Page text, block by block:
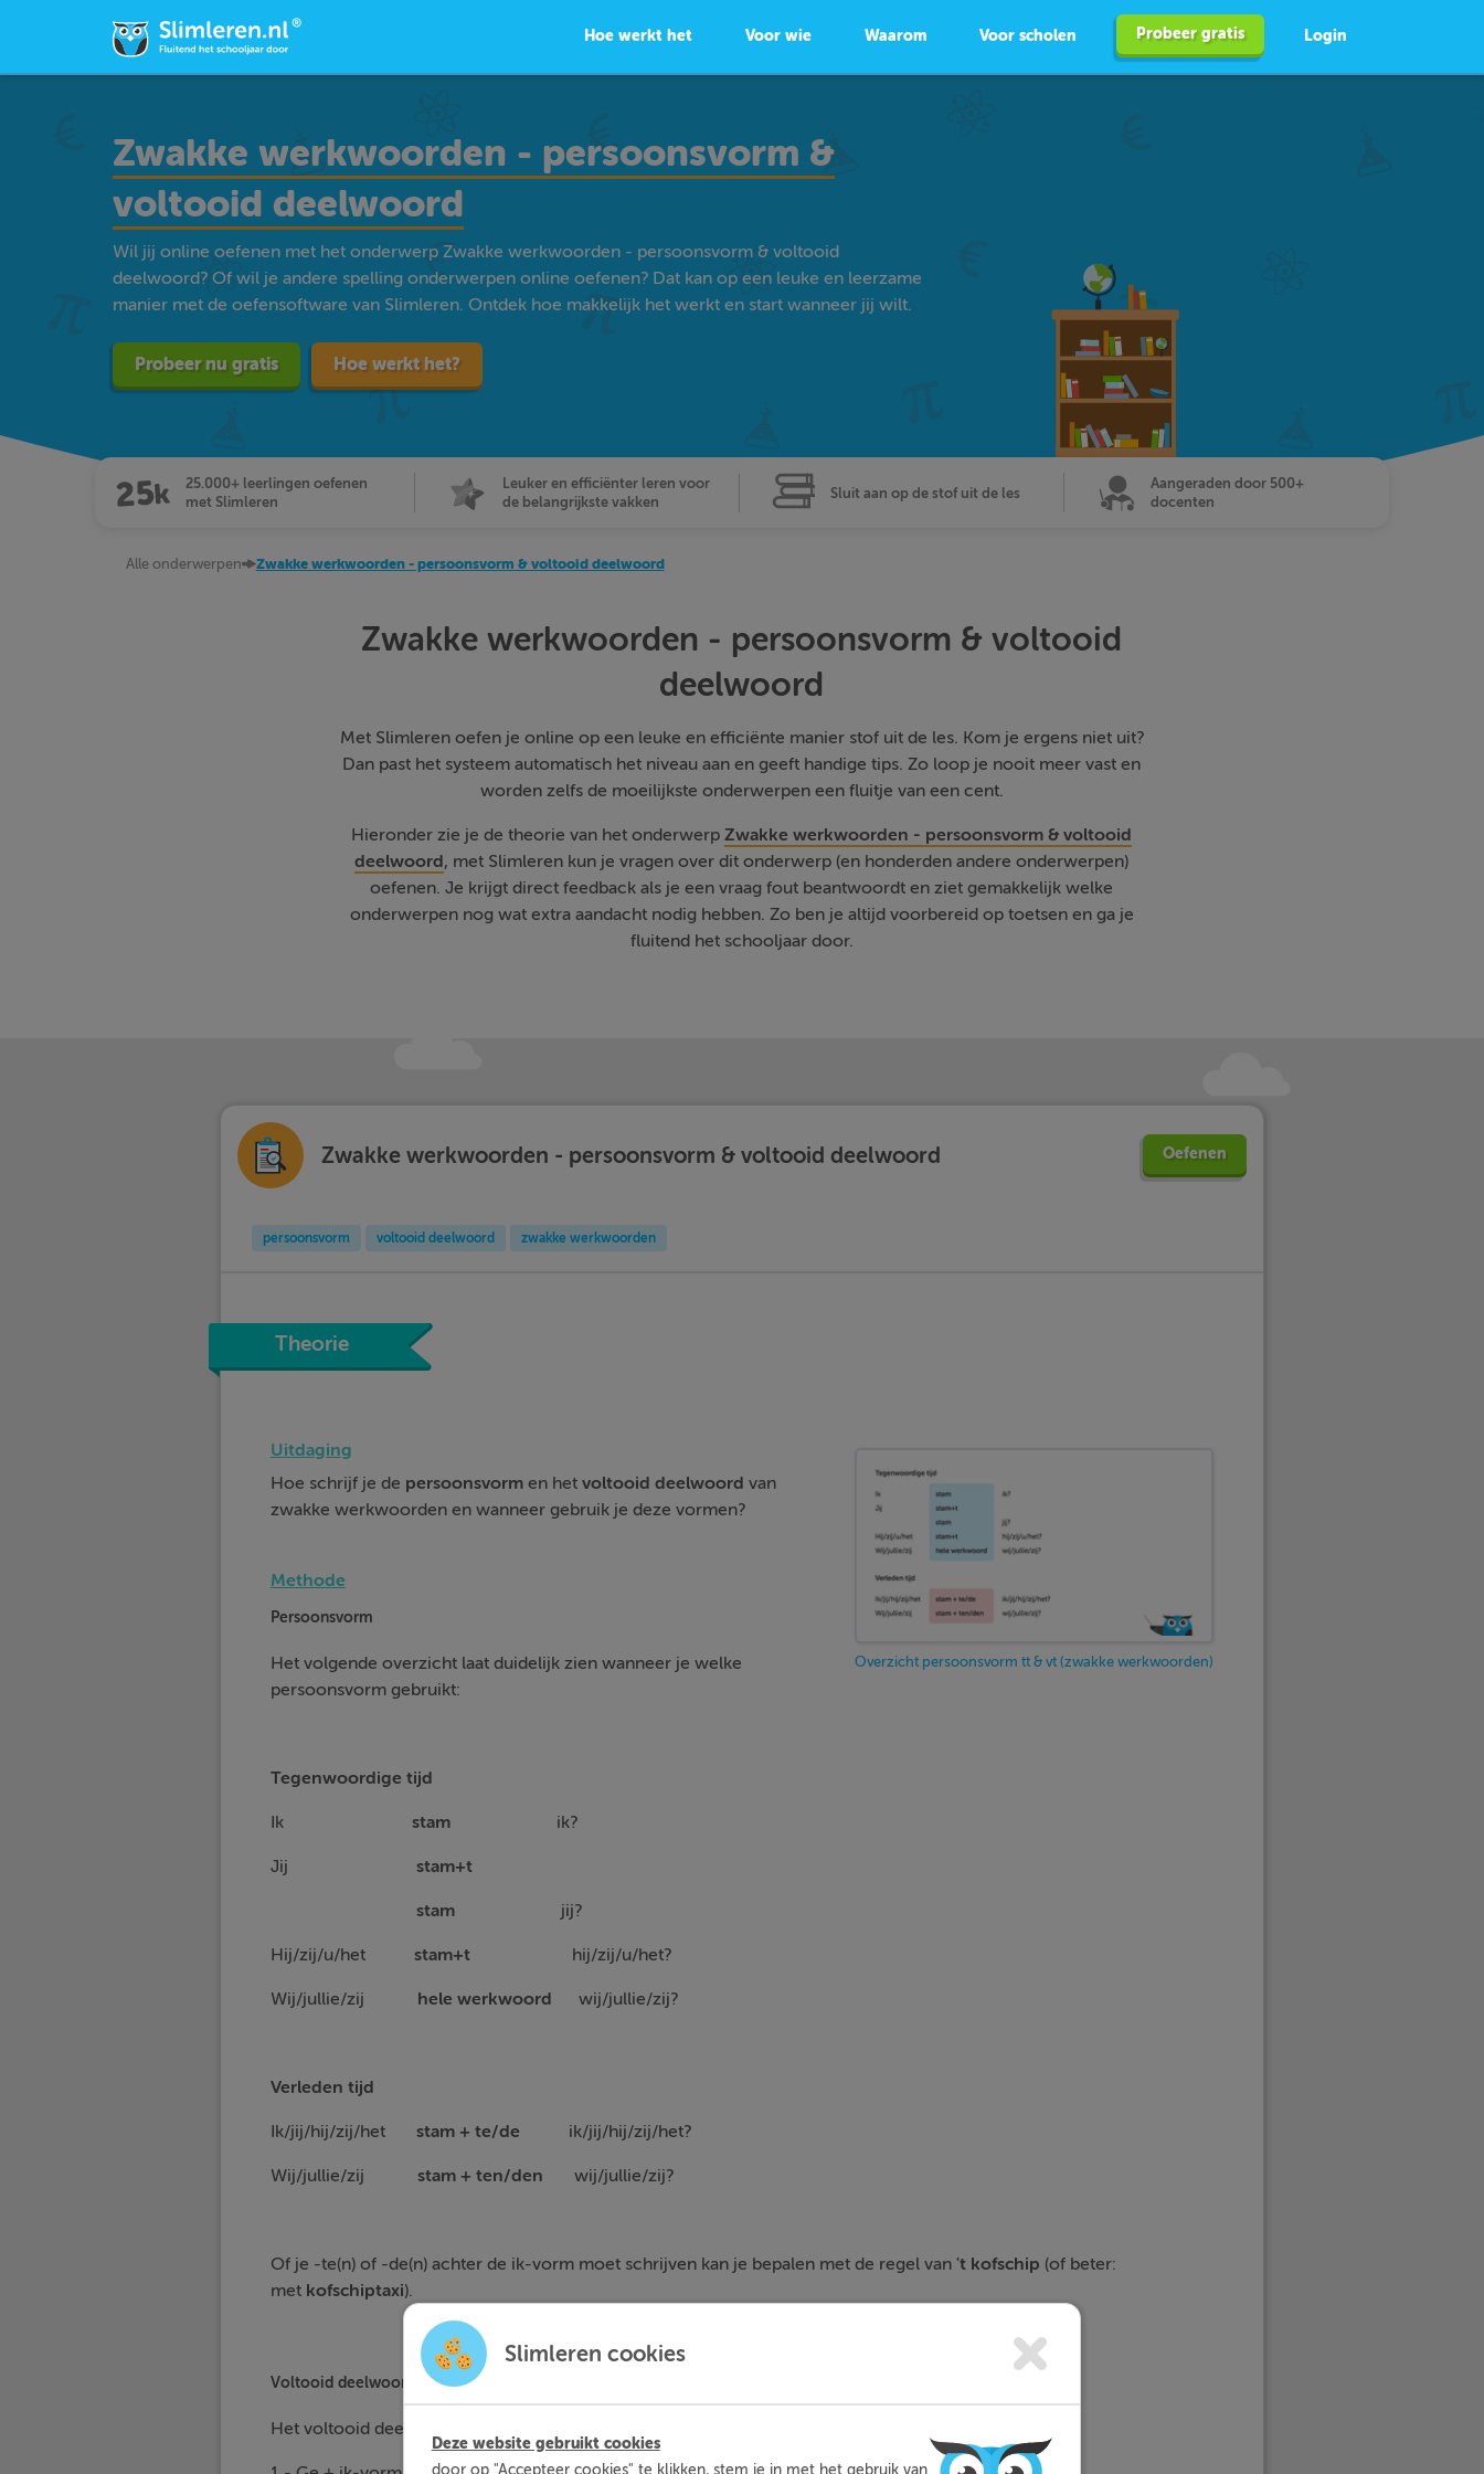
Hoe werkt het Voor wie Waarom Voor scholen Probeer gratis Login
Zwakke werkwoorden - persoonsvorm &
voltooid deelwoord
Wil jij online oefenen met het onderwerp Zwakke werkwoorden - persoonsvorm & voltooid
deelwoord? Of wil je andere spelling onderwerpen online oefenen? Dat kan op een leuke en leerzame
manier met de oefensoftware van Slimleren. Ontdek hoe makkelijk het werkt en start wanneer jij wilt.
Probeer nu gratis Hoe werkt het?
25.000+ leerlingen oefenen
met Slimleren
Leuker en efficiënter leren voor
de belangrijkste vakken
Sluit aan op de stof uit de les
Aangeraden door 500+
docenten
Alle onderwerpen Zwakke werkwoorden - persoonsvorm & voltooid deelwoord
Zwakke werkwoorden - persoonsvorm & voltooid
deelwoord
Met Slimleren oefen je online op een leuke en efficiënte manier stof uit de les. Kom je ergens niet uit?
Dan past het systeem automatisch het niveau aan en geeft handige tips. Zo loop je nooit meer vast en
worden zelfs de moeilijkste onderwerpen een fluitje van een cent.
Hieronder zie je de theorie van het onderwerpZwakke werkwoorden - persoonsvorm & voltooid
deelwoord, met Slimleren kun je vragen over dit onderwerp (en honderden andere onderwerpen)
oefenen. Je krijgt direct feedback als je een vraag fout beantwoordt en ziet gemakkelijk welke
onderwerpen nog wat extra aandacht nodig hebben. Zo ben je altijd voorbereid op toetsen en ga je
fluitend het schooljaar door.
Zwakke werkwoorden - persoonsvorm & voltooid deelwoord Oefenen
persoonsvorm voltooid deelwoord zwakke werkwoorden
Theorie
Overzicht persoonsvorm tt & vt (zwakke werkwoorden)
Uitdaging
Hoe schrijf je de persoonsvormen het voltooid deelwoord van
zwakke werkwoorden en wanneer gebruik je deze vormen?
Methode
Persoonsvorm
Het volgende overzicht laat duidelijk zien wanneer je welke
persoonsvorm gebruikt:
Tegenwoordige tijd
Ik stam ik?
Jij stam+t
stamjij?
Hij/zij/u/het stam+t hij/zij/u/het?
Wij/jullie/zij hele werkwoord wij/jullie/zij?
Verleden tijd
Ik/jij/hij/zij/het stam + te/de ik/jij/hij/zij/het?
Wij/jullie/zij stam + ten/den wij/jullie/zij?
Of je -te(n) of -de(n) achter de ik-vorm moet schrijven kan je bepalen met de regel van 't kofschip (of beter:
met kofschiptaxi).
Voltooid deelwoord
Het voltooid deelwoord van zwakke werkwoorden wordt op verschillende manieren geschreven:
Slimleren cookies
Deze website gebruikt cookies
door op "Accepteer cookies" te klikken, stem je in met het gebruik van